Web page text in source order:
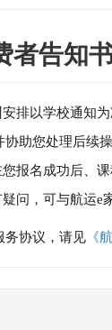
者告知
安排以学校通知
协助您处理后续
您报名成功后、
问，可与航运e
务协议，请见 《